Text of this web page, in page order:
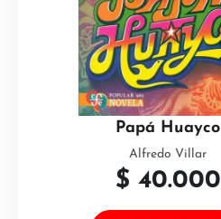
Papá Huayco
Alfredo Villar
$ 40.000